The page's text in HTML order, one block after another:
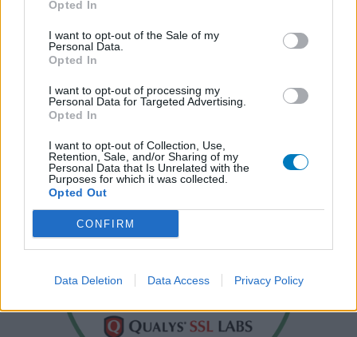
Opted In
I want to opt-out of the Sale of my
Personal Data.
Opted In
I want to opt-out of processing my
Personal Data for Targeted Advertising.
Opted In
I want to opt-out of Collection, Use,
Retention, Sale, and/or Sharing of my
Personal Data that Is Unrelated with the
Purposes for which it was collected.
Opted Out
CONFIRM
Data Deletion Data Access Privacy Policy